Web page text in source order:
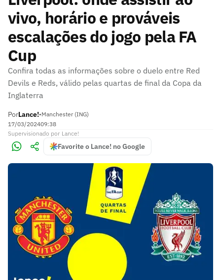
vivo, horário e prováveis
escalações do jogo pela FA
Cup
Confira todas as informações sobre o duelo entre Red
Devils e Reds, válido pelas quartas de final da Copa da
Inglaterra
PorLance!•Manchester (ING)
17/03/202409:38
Supervisionado por Lance!
Favorite o Lance! no Google